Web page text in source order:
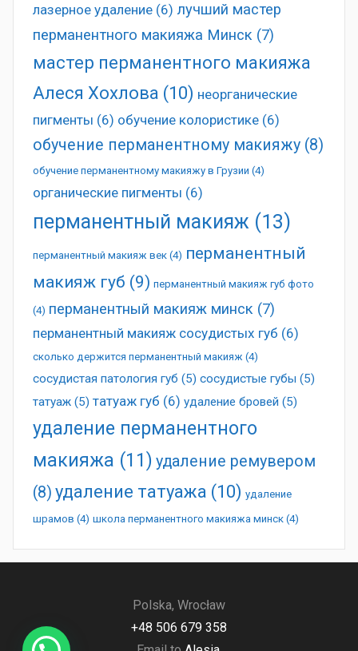
лазерное удаление (6) лучший мастер
перманентного макияжа Минск (7)
мастер перманентного макияжа
Алеся Хохлова (10) неорганические
пигменты (6) обучение колористике (6)
обучение перманентному макияжу (8)
обучение перманентному макияжу в Грузии (4)
органические пигменты (6)
перманентный макияж (13)
перманентный макияж век (4) перманентный
макияж губ (9) перманентный макияж губ фото
(4) перманентный макияж минск (7)
перманентный макияж сосудистых губ (6)
сколько держится перманентный макияж (4)
сосудистая патология губ (5) сосудистые губы (5)
татуаж (5) татуаж губ (6) удаление бровей (5)
удаление перманентного
макияжа (11) удаление ремувером
(8) удаление татуажа (10) удаление
шрамов (4) школа перманентного макияжа минск (4)
Polska, Wrocław
+48 506 679 358